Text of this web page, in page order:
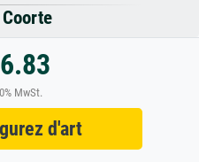
MwSt.
d'art